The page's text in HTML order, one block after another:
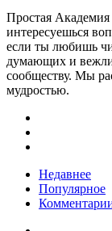
Простая Академия
интересуешься
если ты любишь
думающих и
сообществу. Мы
мудростью.
Недавнее
Популярное